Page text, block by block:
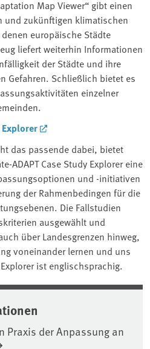
Map Viewer“ gibt einen
und zukünftigen klimatischen
europäische Städte
liefert weiterhin Informationen
der Städte und ihre
Gefahren. Schließlich bietet es
einzelner
Explorer
das passende dabei, bietet
ADAPT Case Study Explorer eine
und -initiativen
der Rahmenbedingen für die
Die Fallstudien
ausgewählt und
über Landesgrenzen hinweg,
voneinander lernen und uns
ist englischsprachig.
Praxis der Anpassung an